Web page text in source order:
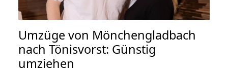
Umzüge von Mönchengladbach
nach Tönisvorst: Günstig
umziehen